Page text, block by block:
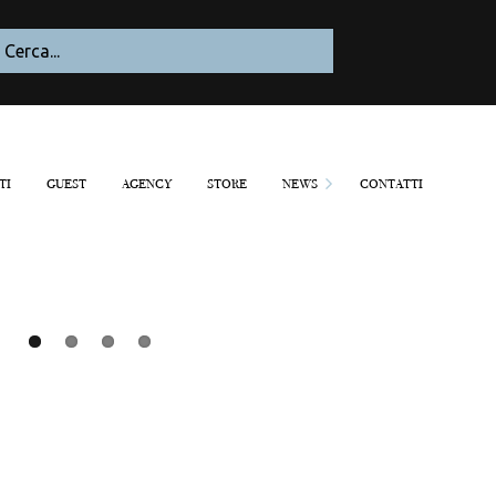
GUEST AGENCY STORE NEWS CONTATTI